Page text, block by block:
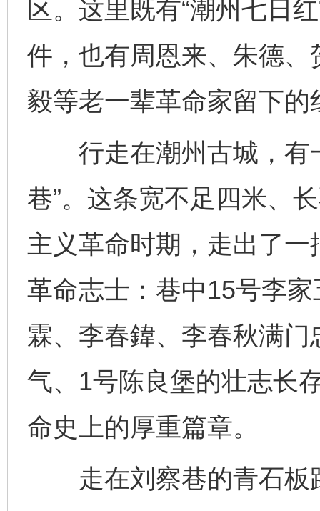
区。这里既有“潮州七日
件，也有周恩来、朱德
毅等老一辈革命家留下的
行走在潮州古城，有
巷”。这条宽不足四米、
主义革命时期，走出了
革命志士：巷中15号李
霖、李春鍏、李春秋满
气、1号陈良堡的壮志长
命史上的厚重篇章。
走在刘察巷的青石板